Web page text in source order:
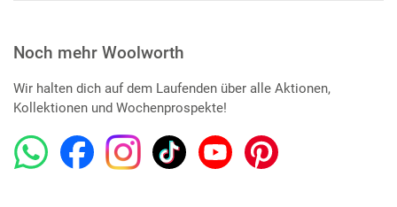
Noch mehr Woolworth
Wir halten dich auf dem Laufenden über alle Aktionen,
Kollektionen und Wochenprospekte!